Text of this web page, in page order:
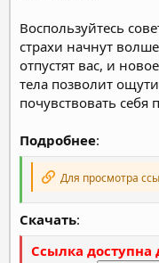
Воспользуйтесь
страхи начнут
отпустят вас, и
тела позволит
почувствовать
Подробнее:
Для просмотра
Скачать:
Ссылка доступна